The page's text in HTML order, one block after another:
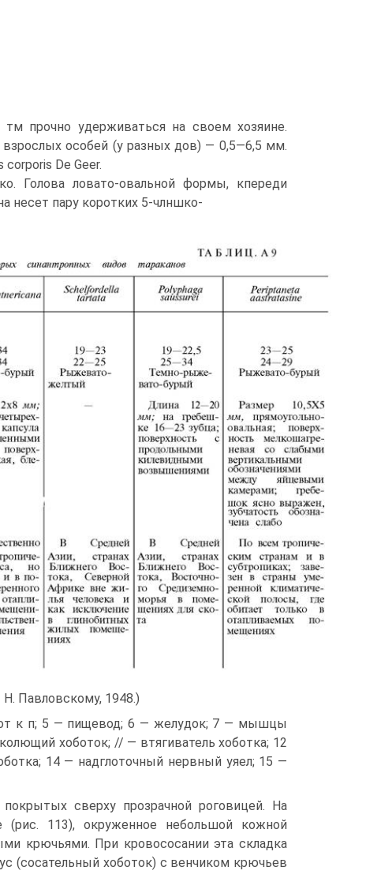
прочно удерживаться на своем хозяине.
особей (у разных дов) — 0,5—6,5 мм.
De Geer.
Голова ловато-овальной формы, кпереди
несет пару коротких 5-члншко-
Павловскому, 1948.)
к п; 5 — пищевод; 6 — желудок; 7 — мышцы
хоботок; // — втягиватель хоботка; 12
14 — надглоточный нервный уяел; 15 —
сверху прозрачной роговицей. На
(рис. 113), окруженное небольшой кожной
крючьями. При кровососании эта складка
(сосательный хоботок) с венчиком крючьев